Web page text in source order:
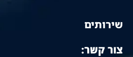
שירותים
צור קשר: